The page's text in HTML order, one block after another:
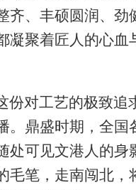
齐、丰硕圆润、劲
凝聚着匠人的心血
份对工艺的极致追
。鼎盛时期，全国
处可见文港人的身
毛笔，走南闯北，